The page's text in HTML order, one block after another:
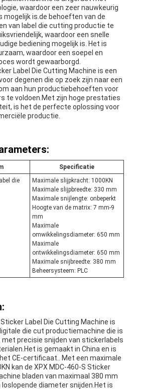
waardoor een zeer nauwkeurig
mogelijk is.de behoeften van de
van label die cutting productie te
waardoor een snelle
bediening mogelijk is. Het is
waardoor een soepel en
wordt gewaarborgd.
Label Die Cutting Machine is een
degenen die op zoek zijn naar een
aan hun productiebehoeften voor
te voldoen.Met zijn hoge prestaties
is het de perfecte oplossing voor
productie.
Specificatie
die
Maximale slijpkracht: 1000KN
Maximale slijpbreedte: 330 mm
Maximale snijlengte: onbeperkt
Hoogte van de matrix: 7 mm-9
mm
Maximale
omwikkelingsdiameter: 650 mm
Maximale
ontwikkelingsdiameter: 650 mm
Maximale snijbreedte: 380 mm
Beheersysteem: PLC
Sticker Label Die Cutting Machine is
die cut productiemachine die is
precisie snijden van stickerlabels
is gemaakt in China en is
CE-certificaat.. Met een maximale
kan de XPX MDC-460-S Sticker
bladen van maximaal 380 mm
diameter snijden.Het is